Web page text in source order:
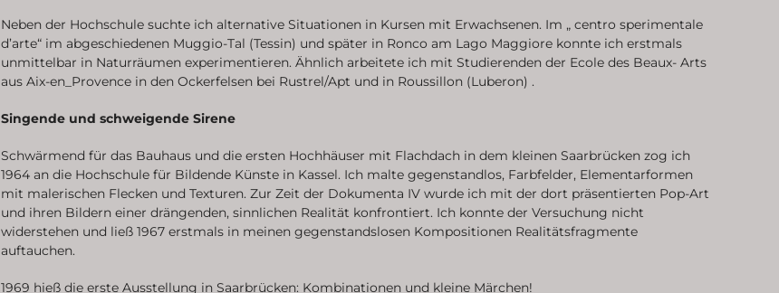
Neben der Hochschule suchte ich alternative Situationen in Kursen mit Erwachsenen. Im „ centro sperimentale
d’arte“ im abgeschiedenen Muggio-Tal (Tessin) und später in Ronco am Lago Maggiore konnte ich erstmals
unmittelbar in Naturräumen experimentieren. Ähnlich arbeitete ich mit Studierenden der Ecole des Beaux- Arts
aus Aix-en_Provence in den Ockerfelsen bei Rustrel/Apt und in Roussillon (Luberon) .
Singende und schweigende Sirene
Schwärmend für das Bauhaus und die ersten Hochhäuser mit Flachdach in dem kleinen Saarbrücken zog ich
1964 an die Hochschule für Bildende Künste in Kassel. Ich malte gegenstandlos, Farbfelder, Elementarformen
mit malerischen Flecken und Texturen. Zur Zeit der Dokumenta IV wurde ich mit der dort präsentierten Pop-Art
und ihren Bildern einer drängenden, sinnlichen Realität konfrontiert. Ich konnte der Versuchung nicht
widerstehen und ließ 1967 erstmals in meinen gegenstandslosen Kompositionen Realitätsfragmente
auftauchen.
1969 hieß die erste Ausstellung in Saarbrücken: Kombinationen und kleine Märchen!